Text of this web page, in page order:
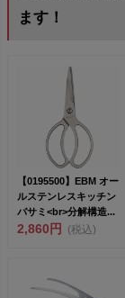
ます！
【0195500】EBM オー
ルステンレスキッチン
バサミ<br>分解構造...
2,860円 (税込)